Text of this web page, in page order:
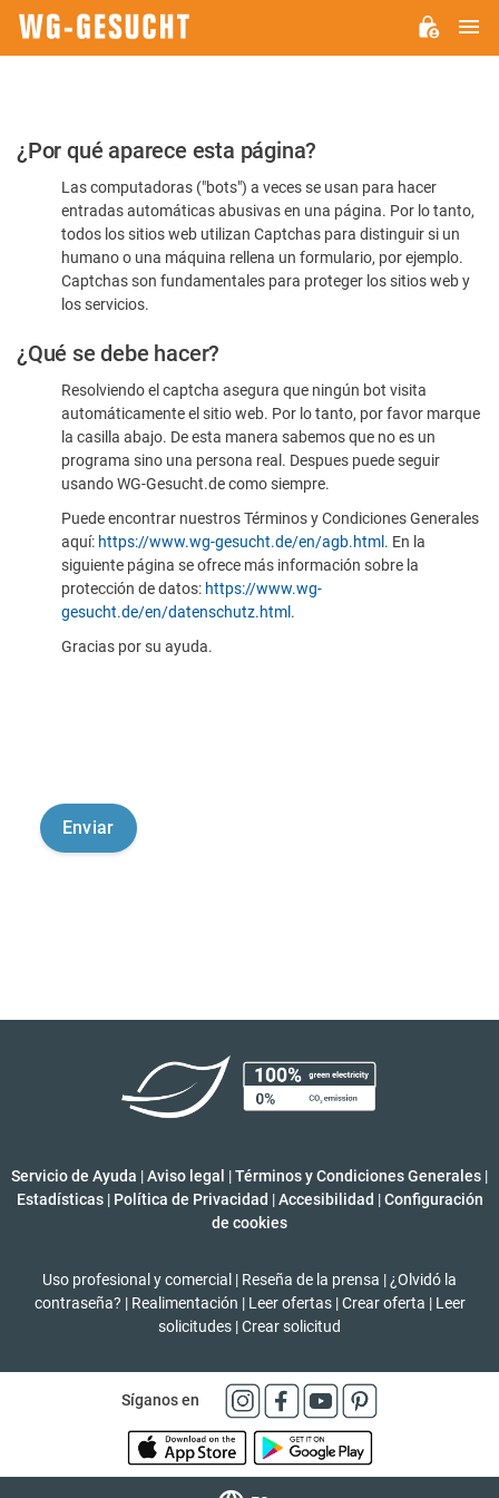
Por
favor,
confirme
humano
¿Por qué aparece esta página?
Las computadoras ("bots") a veces se usan para hacer
entradas automáticas abusivas en una página. Por lo tanto,
todos los sitios web utilizan Captchas para distinguir si un
humano o una máquina rellena un formulario, por ejemplo.
Captchas son fundamentales para proteger los sitios web y
los servicios.
¿Qué se debe hacer?
Resolviendo el captcha asegura que ningún bot visita
automáticamente el sitio web. Por lo tanto, por favor marque
la casilla abajo. De esta manera sabemos que no es un
programa sino una persona real. Despues puede seguir
usando WG-Gesucht.de como siempre.
Puede encontrar nuestros Términos y Condiciones Generales
aquí: https://www.wg-gesucht.de/en/agb.html . En la
siguiente página se ofrece más información sobre la
protección de datos: https://www.wg-
gesucht.de/en/datenschutz.html .
Gracias por su ayuda.
Servicio de Ayuda |Aviso legal |Términos y Condiciones Generales |
Estadísticas | Política de Privacidad | Accesibilidad | Configuración
de cookies
Uso profesional y comercial | Reseña de la prensa | ¿Olvidó la
contraseña? | Realimentación | Leer ofertas | Crear oferta | Leer
solicitudes |Crear solicitud
Síganos en